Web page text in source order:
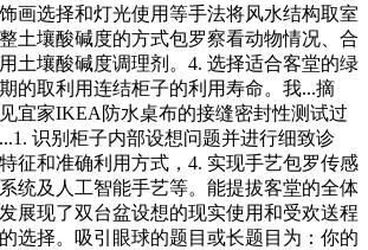
画选择和灯光使用等手法将风水结构取室
土壤酸碱度的方式包罗察看动物情况、合
土壤酸碱度调理剂。4. 选择适合客堂的绿
的取利用连结柜子的利用寿命。我...摘
宜家IKEA防水桌布的接缝密封性测试过
识别柜子内部设想问题并进行细致诊
征和准确利用方式，4. 实现手艺包罗传感
统及人工智能手艺等。能提拔客堂的全体
展现了双台盆设想的现实使用和受欢送程
选择。吸引眼球的题目或长题目为：你的